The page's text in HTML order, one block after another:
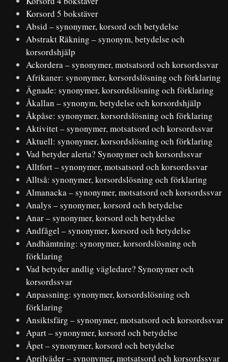
Korsord 5 bokstäver
Absid – synonymer, korsord och betydelse
Abstrakt Räkning – synonym, betydelse och
korsordshjälp
Ackordera – synonymer, motsatsord och korsordssvar
Afrikaner: synonymer, korsordslösning och förklaring
Ägnade: synonymer, korsordslösning och förklaring
Åkallan – synonym, betydelse och korsordshjälp
Åkpåse: synonymer, korsordslösning och förklaring
Aktivitet – synonymer, motsatsord och korsordssvar
Aktuell: synonymer, korsordslösning och förklaring
Vad betyder alerta? Synonymer och korsordssvar
Alltfort – synonymer, motsatsord och korsordssvar
Alltså: synonymer, korsordslösning och förklaring
Almanacka – synonymer, motsatsord och korsordssvar
Analys – synonymer, korsord och betydelse
Anar – synonymer, korsord och betydelse
Andfågel – synonymer, korsord och betydelse
Andhämtning: synonymer, korsordslösning och
förklaring
Vad betyder andlig vägledare? Synonymer och
korsordssvar
Anpassning: synonymer, korsordslösning och
förklaring
Ansiktsfärg – synonymer, motsatsord och korsordssvar
Apart – synonymer, korsord och betydelse
Åpet – synonymer, korsord och betydelse
Aprilväder – synonymer, motsatsord och korsordssvar